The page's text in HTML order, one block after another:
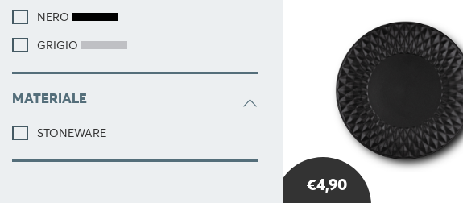
DELLA
CUCINA
FOOD
&
DRINK
NERO
GRIGIO
MATERIALE
STONEWARE
€4,90